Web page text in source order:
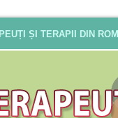
ȘI TERAPII DIN